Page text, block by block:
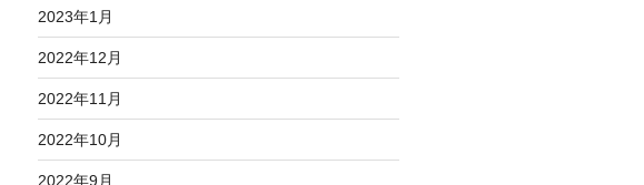
2023年1月
2022年12月
2022年11月
2022年10月
2022年9月